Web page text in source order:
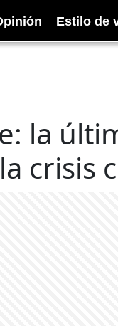
Estilo de
la
crisis